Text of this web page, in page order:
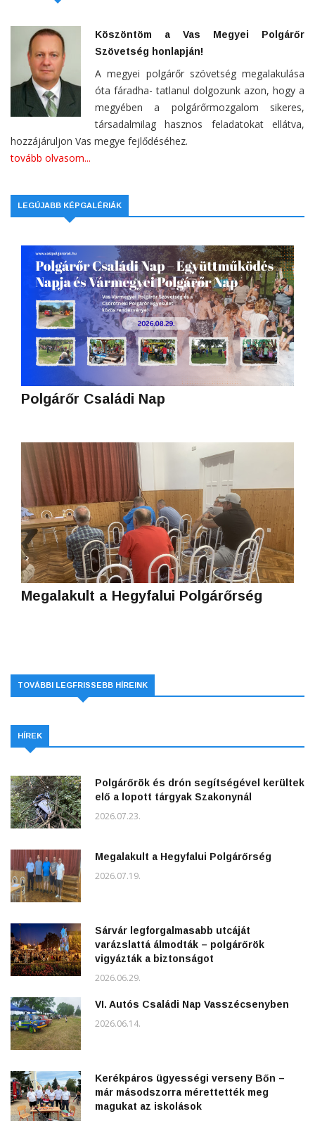
Köszöntöm a Vas Megyei Polgárőr
Szövetség honlapján!
A megyei polgárőr szövetség megalakulása
óta fáradha- tatlanul dolgozunk azon, hogy a
megyében a polgárőrmozgalom sikeres,
társadalmilag hasznos feladatokat ellátva,
hozzájáruljon Vas megye fejlődéséhez.
tovább olvasom...
LEGÚJABB KÉPGALÉRIÁK
Polgárőr Családi Nap
Megalakult a Hegyfalui Polgárőrség
TOVÁBBI LEGFRISSEBB HÍREINK
HÍREK
Polgárőrök és drón segítségével kerültek
elő a lopott tárgyak Szakonynál
2026.07.23.
Megalakult a Hegyfalui Polgárőrség
2026.07.19.
Sárvár legforgalmasabb utcáját
varázslattá álmodták – polgárőrök
vigyázták a biztonságot
2026.06.29.
VI. Autós Családi Nap Vasszécsenyben
2026.06.14.
Kerékpáros ügyességi verseny Bőn –
már másodszorra mérettették meg
magukat az iskolások